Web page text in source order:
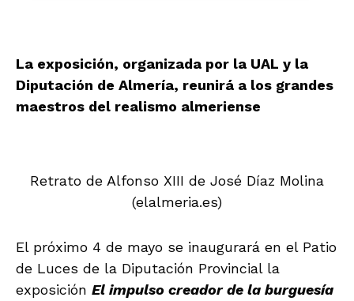
La exposición, organizada por la UAL y la
Diputación de Almería, reunirá a los grandes
maestros del realismo almeriense
Retrato de Alfonso XIII de José Díaz Molina
(elalmeria.es)
El próximo 4 de mayo se inaugurará en el Patio
de Luces de la Diputación Provincial la
exposición El impulso creador de la burguesía